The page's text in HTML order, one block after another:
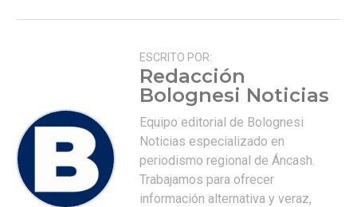
ESCRITO POR:
Redacción
Bolognesi Noticias
Equipo editorial de Bolognesi
Noticias especializado en
periodismo regional de Áncash.
Trabajamos para ofrecer
información alternativa y veraz,